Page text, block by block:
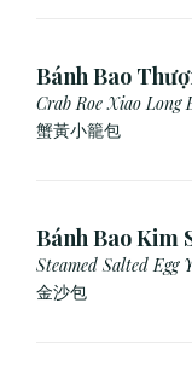
Bánh Bao
Gạch Cua (3
Crab Roe Xiao Long
蟹黃小籠包
Bánh Bao Kim
Cái)
Steamed Salted Egg
Custard Bun
金沙包